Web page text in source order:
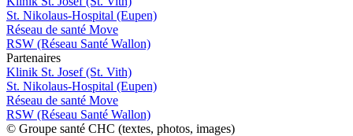
St. Nikolaus-Hospital (Eupen)
Réseau de santé Move
RSW (Réseau Santé Wallon)
Partenaires
Klinik St. Josef (St. Vith)
St. Nikolaus-Hospital (Eupen)
Réseau de santé Move
RSW (Réseau Santé Wallon)
© Groupe santé CHC (textes, photos, images)